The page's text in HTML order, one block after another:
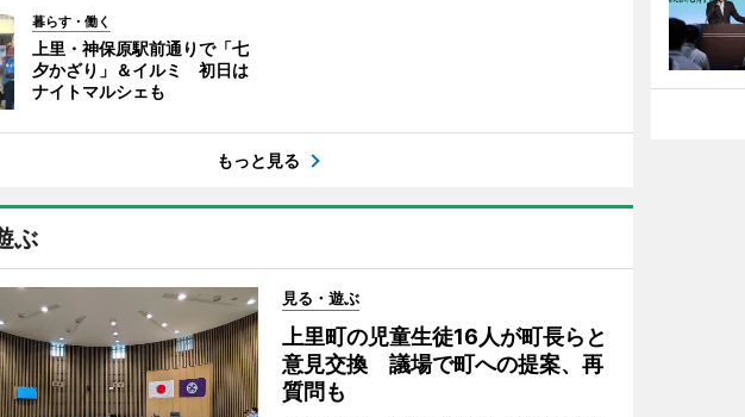
暮らす・働く
上里・神保原駅前通りで「七
夕かざり」＆イルミ 初日は
ナイトマルシェも
もっと見る
ぶ
見る・遊ぶ
上里町の児童生徒16人が町長らと
意見交換 議場で町への提案、再
質問も